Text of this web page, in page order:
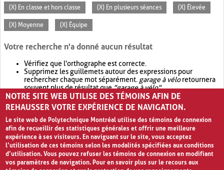
(X) En classe et hors classe (X) En plusieurs séances (X) Élevée
(X) Moyenne (X) Équipe
Votre recherche n'a donné aucun résultat
Vérifiez que l'orthographe est correcte.
Supprimez les guillemets autour des expressions pour
rechercher chaque mot séparément. garage à véloretournera
souvent plus de résultat que"garage à vélo".
Envisagez d'élargir votre recherche avec OR.garage OR vélo
retournera souvent plus de résultat quegarage à vélo
NOTRE SITE WEB UTILISE DES TÉMOINS AFIN DE
REHAUSSER VOTRE EXPÉRIENCE DE NAVIGATION.
Le site web de Polytechnique Montréal utilise des témoins de connexion
afin de recueillir des statistiques générales et offrir une meilleure
expérience à ses visiteurs. En naviguant sur le site, vous acceptez
l’utilisation de ces témoins selon les modalités spécifiées aux conditions
d’utilisation. Vous pouvez refuser les témoins de connexion en modifiant
vos paramètres de navigation. Pour en savoir plus sur le recours aux